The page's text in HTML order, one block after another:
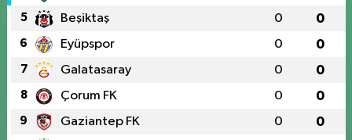
5 Beşiktaş 0 0
6 Eyüpspor 0 0
7 Galatasaray 0 0
8 Çorum FK 0 0
9 Gaziantep FK 0 0